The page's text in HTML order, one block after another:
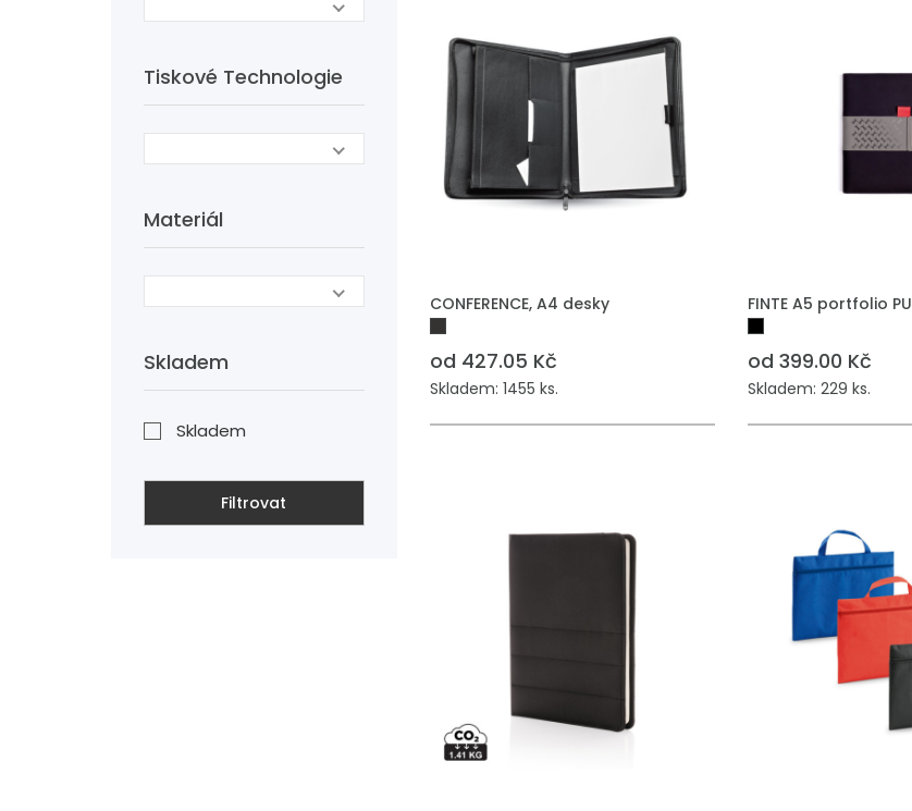
Tiskové Technologie
Materiál
Skladem
Skladem
Filtrovat
CONFERENCE, A4 desky
od 427.05 Kč
Skladem: 1455 ks.
FINTE A5 portfolio PU
od 399.00 Kč
Skladem: 229 ks.